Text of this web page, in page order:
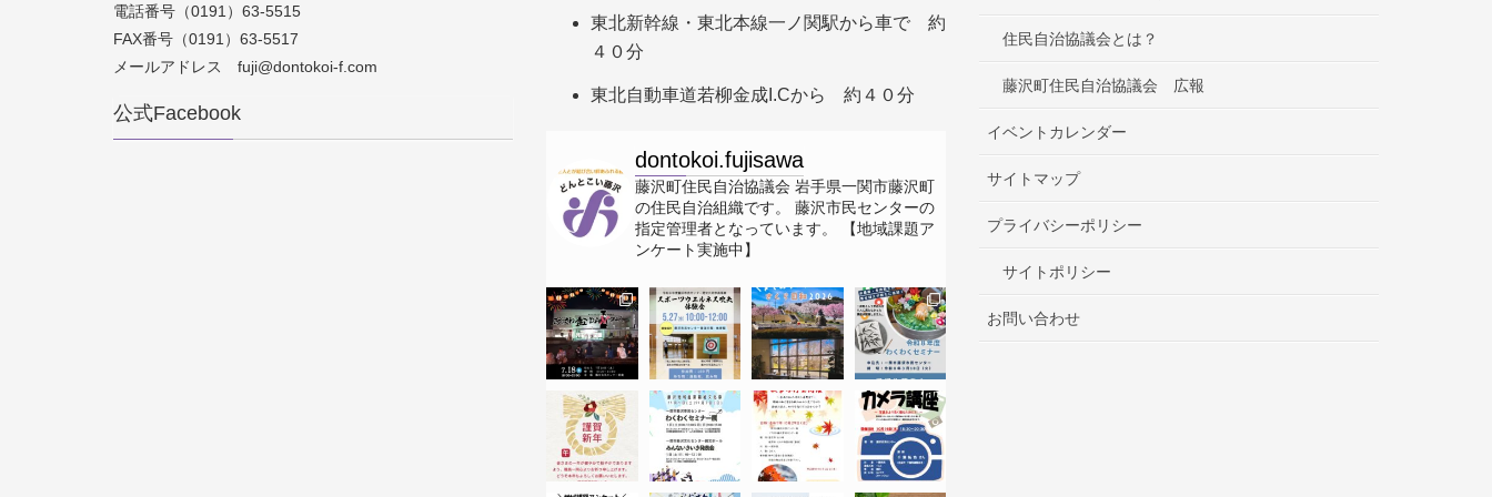
電話番号（0191）63-5515
FAX番号（0191）63-5517
メールアドレス fuji@dontokoi-f.com
公式Facebook
東北新幹線・東北本線一ノ関駅から車で 約
４０分
東北自動車道若柳金成I.Cから 約４０分
dontokoi.fujisawa
藤沢町住民自治協議会 岩手県一関市藤沢町
の住民自治組織です。
藤沢市民センターの
指定管理者となっています。
【地域課題ア
ンケート実施中】
住民自治協議会とは？
藤沢町住民自治協議会 広報
イベントカレンダー
サイトマップ
プライバシーポリシー
サイトポリシー
お問い合わせ